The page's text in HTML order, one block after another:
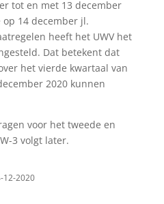
tot en met 13 december
14 december jl.
heeft het UWV het
Dat betekent dat
het vierde kwartaal van
2020 kunnen
voor het tweede en
3 volgt later.
12-2020